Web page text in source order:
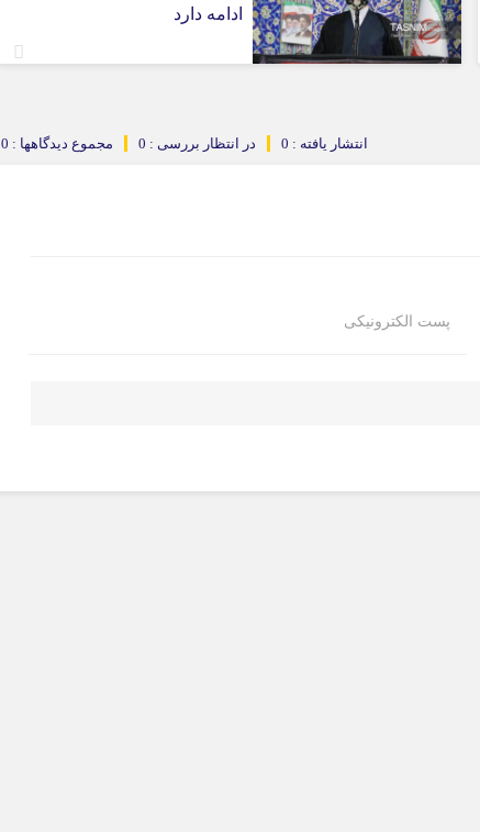
ادامه دارد
مجموع دیدگاهها : 0 در انتظار بررسی : 0 انتشار یافته : 0
پست الکترونیکی